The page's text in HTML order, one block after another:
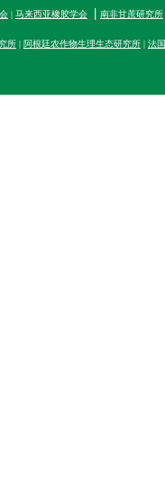
| 马来西亚橡胶学会 南非甘蔗研究所
所| 阿根廷农作物生理生态研究所| 法